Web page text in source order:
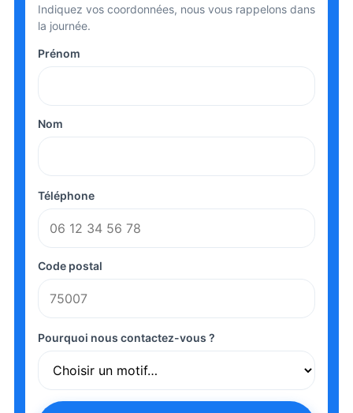
Indiquez vos coordonnées, nous vous rappelons dans
la journée.
Prénom
Nom
Téléphone
Code postal
Pourquoi nous contactez-vous ?